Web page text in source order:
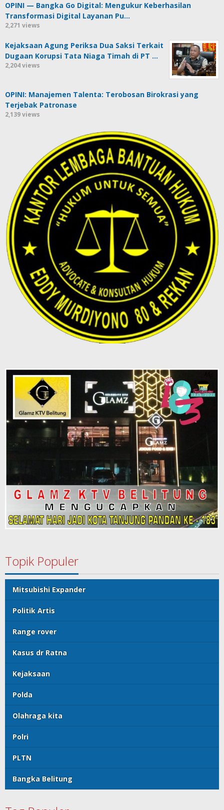
OPINI — Bangka Go Digital: Mengukur Keberhasilan
Transformasi Digital Layanan Pu…
2,271 views
Kejaksaan Agung Periksa Dua Saksi Terkait
Dugaan Korupsi Tata Niaga Timah di PT …
2,204 views
OPINI: Manajemen Talenta: Terobosan Birokrasi yang
Terjebak Patronase
2,139 views
Topik Populer
Mitsubishi Expander
Politik Artis
Range rover
Kasus dr Ratna
Kejaksaan
Polda
Olahraga kita
Polri
PLTN
Bangka Belitung